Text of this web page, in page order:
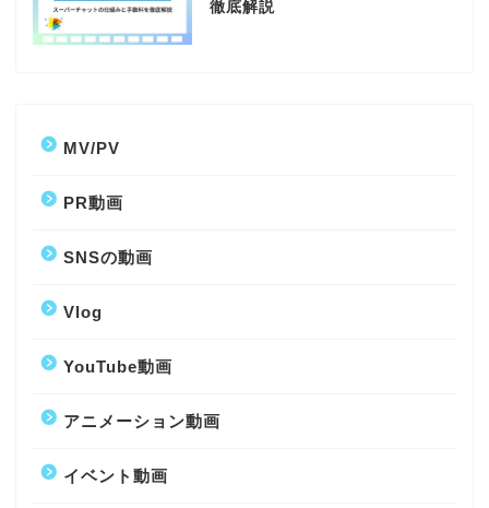
徹底解説
MV/PV
PR動画
SNSの動画
Vlog
YouTube動画
アニメーション動画
イベント動画